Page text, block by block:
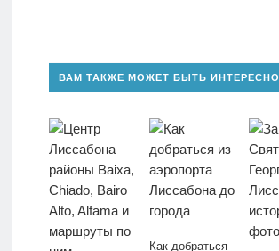
ВАМ ТАКЖЕ МОЖЕТ БЫТЬ ИНТЕРЕСНО
Как добраться